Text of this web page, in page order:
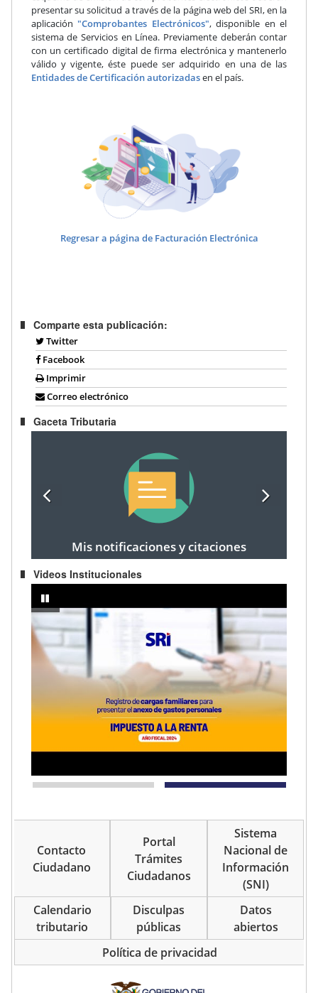
presentar su solicitud a través de la página web del SRI, en la
aplicación "Comprobantes Electrónicos", disponible en el
sistema de Servicios en Línea. Previamente deberán contar
con un certificado digital de firma electrónica y mantenerlo
válido y vigente, éste puede ser adquirido en una de las
Entidades de Certificación autorizadasen el país.
Regresar a página de Facturación Electrónica
Comparte esta publicación:
Twitter
Facebook
Imprimir
Correo electrónico
Gaceta Tributaria
Mis notificaciones y citaciones
Videos Institucionales
pausar
Contacto
Ciudadano
Portal
Trámites
Ciudadanos
Sistema
Nacional de
Información
(SNI)
Calendario
tributario
Disculpas
públicas
Datos
abiertos
Política de privacidad